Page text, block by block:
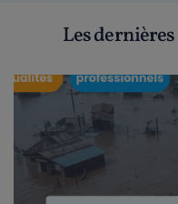
Les dernières